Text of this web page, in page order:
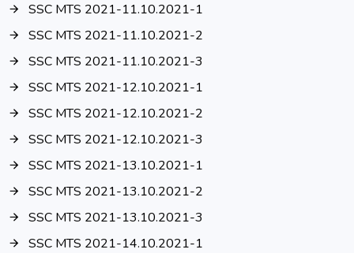
SSC MTS 2021-11.10.2021-1
SSC MTS 2021-11.10.2021-2
SSC MTS 2021-11.10.2021-3
SSC MTS 2021-12.10.2021-1
SSC MTS 2021-12.10.2021-2
SSC MTS 2021-12.10.2021-3
SSC MTS 2021-13.10.2021-1
SSC MTS 2021-13.10.2021-2
SSC MTS 2021-13.10.2021-3
SSC MTS 2021-14.10.2021-1